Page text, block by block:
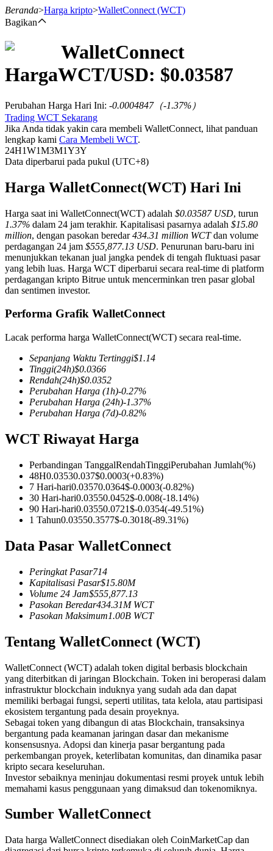
USDT Berjangka
TradFi
Derivatif saham, forex, logam mulia, dan komoditas
USDC Berjangka
Copy Trading
Bergabunglah dengan pedagang top
Beranda>Harga kripto>WalletConnect (WCT)
Bagikan
WalletConnect
HargaWCT/USD: $0.03587
Perubahan Harga Hari Ini: -0.0004847（-1.37%）
Trading WCT Sekarang
Jika Anda tidak yakin cara membeli WalletConnect, lihat panduan
lengkap kami Cara Membeli WCT.
24H1W1M3M1Y3Y
Data diperbarui pada pukul (UTC+8)
Harga WalletConnect(WCT) Hari Ini
Harga saat ini WalletConnect(WCT) adalah $0.03587 USD, turun
1.37% dalam 24 jam terakhir. Kapitalisasi pasarnya adalah $15.80
million, dengan pasokan beredar434.31 million WCTdan volume
perdagangan 24 jam $555,877.13 USD. Penurunan baru-baru ini
menunjukkan tekanan jual jangka pendek di tengah fluktuasi pasar
yang lebih luas. Harga WCT diperbarui secara real-time di platform
perdagangan kripto Bitrue untuk mencerminkan tren pasar global
dan sentimen investor.
Performa Grafik WalletConnect
Lacak performa harga WalletConnect(WCT) secara real-time.
Sepanjang Waktu Tertinggi$1.14
Tinggi(24h)$0.0366
Rendah(24h)$0.0352
Perubahan Harga (1h)-0.27%
Perubahan Harga (24h)-1.37%
Perubahan Harga (7d)-0.82%
WCT Riwayat Harga
Perbandingan TanggalRendahTinggiPerubahan Jumlah(%)
48H0.03530.037$0.0003(+0.83%)
7 Hari-hari0.03570.0364$-0.0003(-0.82%)
30 Hari-hari0.03550.0452$-0.008(-18.14%)
90 Hari-hari0.03550.0721$-0.0354(-49.51%)
1 Tahun0.03550.3577$-0.3018(-89.31%)
Data Pasar WalletConnect
Peringkat Pasar714
Kapitalisasi Pasar$15.80M
Volume 24 Jam$555,877.13
Pasokan Beredar434.31M WCT
Pasokan Maksimum1.00B WCT
Tentang WalletConnect (WCT)
WalletConnect (WCT) adalah token digital berbasis blockchain
yang diterbitkan di jaringan Blockchain. Token ini beroperasi dalam
infrastruktur blockchain induknya yang sudah ada dan dapat
memiliki berbagai fungsi, seperti utilitas, tata kelola, atau partisipasi
ekosistem tergantung pada desain proyeknya.
Sebagai token yang dibangun di atas Blockchain, transaksinya
bergantung pada keamanan jaringan dasar dan mekanisme
konsensusnya. Adopsi dan kinerja pasar bergantung pada
perkembangan proyek, keterlibatan komunitas, dan dinamika pasar
kripto secara keseluruhan.
Investor sebaiknya meninjau dokumentasi resmi proyek untuk lebih
memahami kasus penggunaan yang dimaksud dan tokenomiknya.
Sumber WalletConnect
Data harga WalletConnect disediakan oleh CoinMarketCap dan